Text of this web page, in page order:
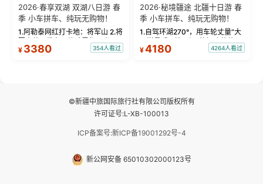
2026·春享双湖 双湖八日游 春
季 小车拼车、纯玩无购物！
1.阿勒泰网红打卡地：将军山 2.将
军山落日缆车，体验雪都风光 3.
将军山，夕阳派对，蹦迪party 4.
¥ 3380 354人看过
2026·秘境疆途 北疆十日游 春
季 小车拼车、纯玩无购物！
1.自驾环湖270°，用车轮丈量“大
西洋最后一滴眼泪”的极致蔚蓝，
让雪山、花海与深邃湖水在转弯
¥4180 4264人看过
©新疆中旅国际旅行社有限公司版权所有
许可证号:L-XB-100013
ICP备案号:新ICP备19001292号-4
新公网安备 65010302000123号